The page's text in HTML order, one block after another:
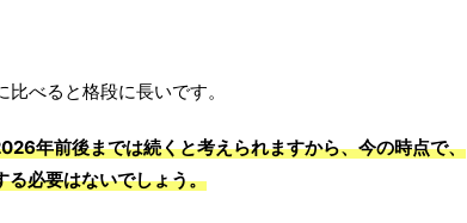
べると格段に長いです。
年前後までは続くと考えられますから、今の時点で、
る必要はないでしょう。